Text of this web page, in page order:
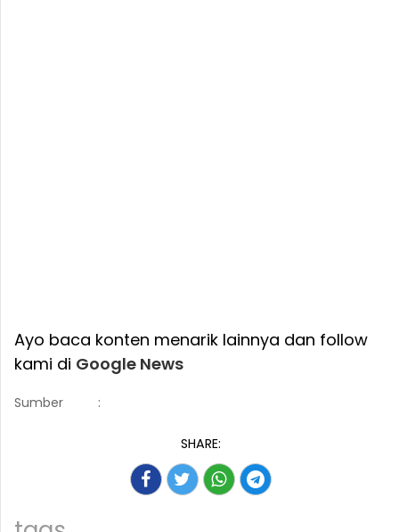
Ayo baca konten menarik lainnya dan follow
kami di Google News
Sumber :
SHARE: